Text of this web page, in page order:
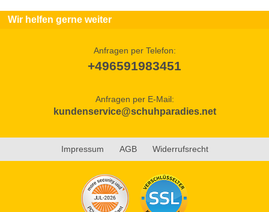
Wir helfen gerne weiter
Anfragen per Telefon:
+496591983451
Anfragen per E-Mail:
kundenservice@schuhparadies.net
Impressum AGB Widerrufsrecht